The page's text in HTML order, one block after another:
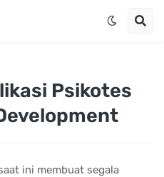
Psikotes
ini membuat segala